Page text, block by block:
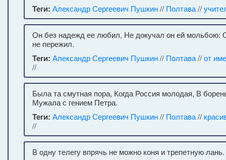
Теги: Александр Сергеевич Пушкин// Полтава//
Он без надежд ее любил, Не докучал он ей мольбою:
не пережил.
Теги: Александр Сергеевич Пушкин// Полтава//от
//
Была та смутная пора, Когда Россия молодая, В
Мужала с гением Петра.
Теги: Александр Сергеевич Пушкин// Полтава//
//
В одну телегу впрячь не можно коня и трепетную лань.